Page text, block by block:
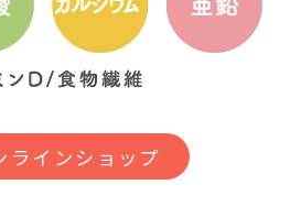
ラインショップ